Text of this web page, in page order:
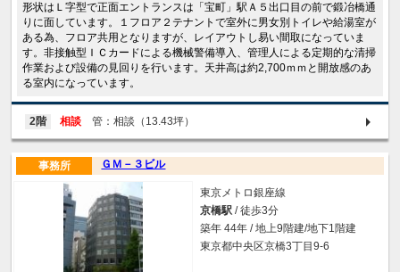
形状はＬ字型で正面エントランスは「宝町」駅Ａ５出口目の前で鍛冶橋通
りに面しています。１フロア２テナントで室外に男女別トイレや給湯室が
ある為、フロア共用となりますが、レイアウトし易い間取になっていま
す。非接触型ＩＣカードによる機械警備導入、管理人による定期的な清掃
作業および設備の見回りを行います。天井高は約2,700ｍｍと開放感のあ
る室内になっています。
2階 相談 管：相談（13.43坪）
ＧＭ－３ビル
事務所
東京メトロ銀座線
京橋駅 / 徒歩3分
築年 44年 / 地上9階建/地下1階建
東京都中央区京橋3丁目9-6